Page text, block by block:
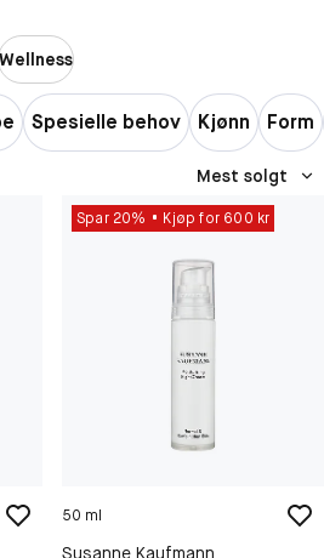
Wellness
Spesielle behov Kjønn Form
Mest solgt
Spar 20% Kjøp for 600 kr
50 ml
Susanne Kaufmann